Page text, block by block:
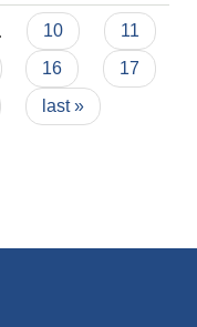
10
11
16
17
last »